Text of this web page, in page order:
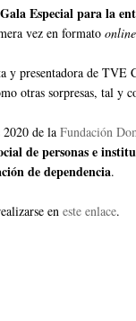
Especial para la
vez en formato online
presentadora de TVE
otras sorpresas, tal y
2020 de la Fundación
de personas e
de dependencia.
en este enlace.